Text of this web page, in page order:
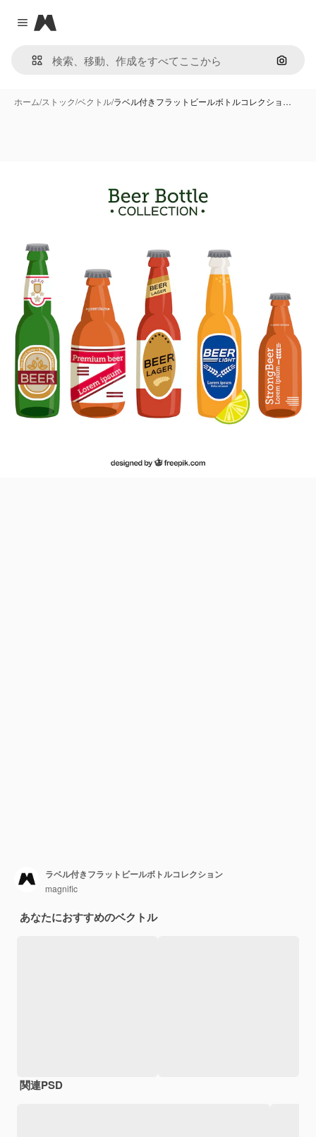
Close menu
Magnific
画像で
ホーム/ストック/ベクトル/ラベル付きフラットビールボトルコレクショ…
ラベル付きフラットビールボトルコレクション
magnific
あなたにおすすめのベクトル
関連PSD